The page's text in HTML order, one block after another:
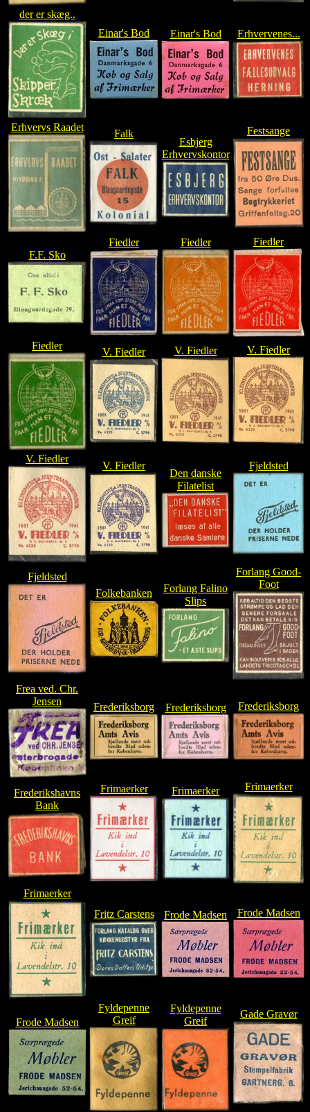
der er skæg..
Einar's Bod
Einar's Bod Erhvervenes...
Erhvervs Raadet
Falk
Esbjerg
Erhvervskontor
Festsange
F.F. Sko
Fiedler Fiedler Fiedler
Fiedler
V. Fiedler V. Fiedler V. Fiedler
V. Fiedler
V. Fiedler
Den danske
Filatelist
Fjeldsted
Fjeldsted
Folkebanken
Forlang Falino
Slips
Forlang Good-
Foot
Frea ved. Chr.
Jensen
Frederiksborg Frederiksborg Frederiksborg
Frederikshavns
Bank
Frimaerker Frimaerker Frimaerker
Frimaerker
Fritz Carstens
Frode Madsen Frode Madsen
Frode Madsen
Fyldepenne
Greif
Fyldepenne
Greif
Gade Gravør